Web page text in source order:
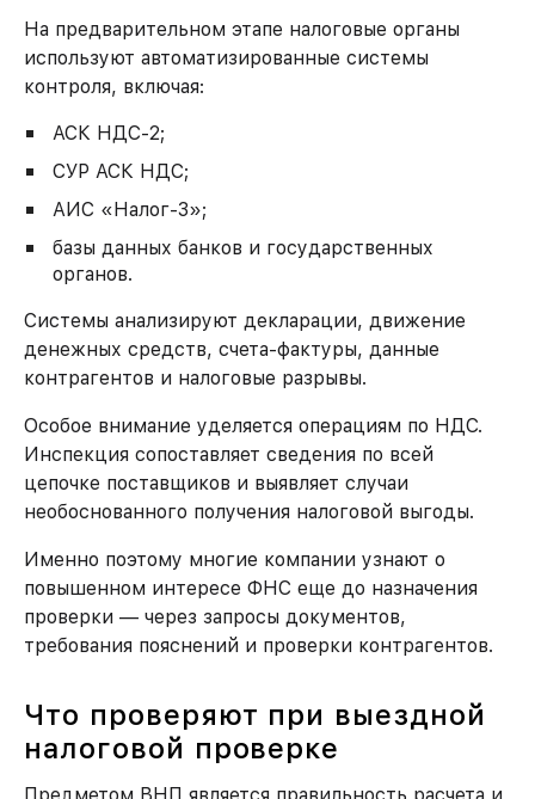
На предварительном этапе налоговые органы
используют автоматизированные системы
контроля, включая:
АСК НДС-2;
СУР АСК НДС;
АИС «Налог-3»;
базы данных банков и государственных
органов.
Системы анализируют декларации, движение
денежных средств, счета-фактуры, данные
контрагентов и налоговые разрывы.
Особое внимание уделяется операциям по НДС.
Инспекция сопоставляет сведения по всей
цепочке поставщиков и выявляет случаи
необоснованного получения налоговой выгоды.
Именно поэтому многие компании узнают о
повышенном интересе ФНС еще до назначения
проверки — через запросы документов,
требования пояснений и проверки контрагентов.
Что проверяют при выездной
налоговой проверке